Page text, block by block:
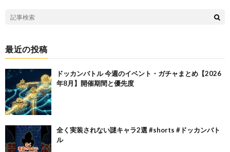
最近の投稿
ドッカンバトル 今週のイベント・ガチャまとめ【2026
年8月】開催期間と優先度
全く実装されない謎キャラ2選 #shorts #ドッカンバト
ル